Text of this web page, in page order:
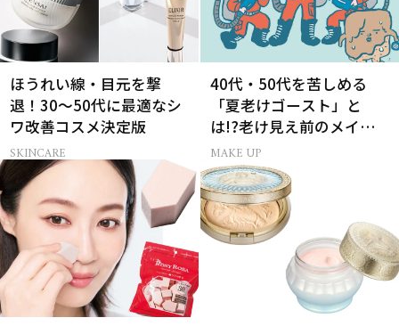
ほうれい線・目元を撃
退！30〜50代に最適なシ
ワ改善コスメ決定版
SKINCARE
40代・50代を苦しめる
「夏老けゴースト」と
は!?老け見え前のメイク
くずれ＆くすみ対策
MAKE UP